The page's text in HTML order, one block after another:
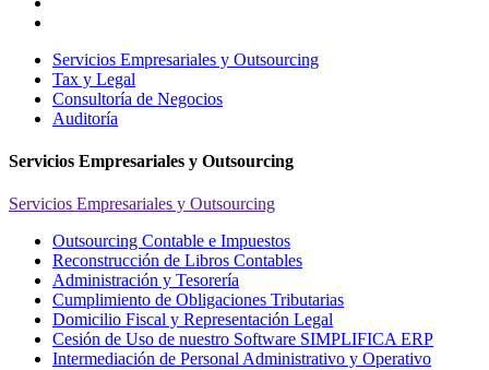
Servicios Empresariales y Outsourcing
Tax y Legal
Consultoría de Negocios
Auditoría
Servicios Empresariales y Outsourcing
Servicios Empresariales y Outsourcing
Outsourcing Contable e Impuestos
Reconstrucción de Libros Contables
Administración y Tesorería
Cumplimiento de Obligaciones Tributarias
Domicilio Fiscal y Representación Legal
Cesión de Uso de nuestro Software SIMPLIFICA ERP
Intermediación de Personal Administrativo y Operativo